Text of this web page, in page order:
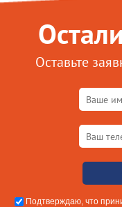
Оставьте
Подтверждаю, что